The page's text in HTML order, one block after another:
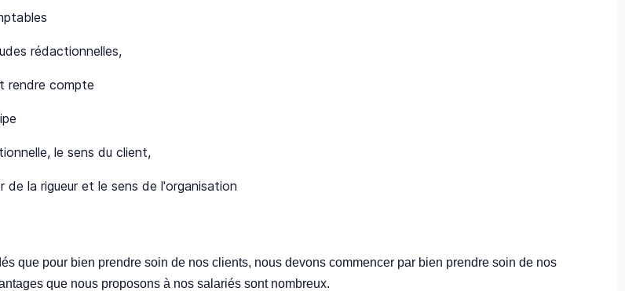
rédactionnelles,
rendre compte
le sens du client,
de la rigueur et le sens de l'organisation
que pour bien prendre soin de nos clients, nous devons commencer par bien prendre soin de nos
que nous proposons à nos salariés sont nombreux.​